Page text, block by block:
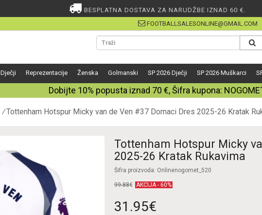
BESPLATNA DOSTAVA ZA NARUDŽBE IZNAD 60 €.
FOOTBALLSALESONLINE@GMAIL.COM
Dječji Reprezentacije Ženska Golmanski SP 2026 Dječji SP 2026 Muškarci
Dobijte 10% popusta iznad 70 €, Šifra kupona:
Tottenham Hotspur Micky van de Ven #37 Domaci Dres 2025-26 Kratak
Tottenham Hotspur Micky
2025-26 Kratak Rukavima
Šifra proizvoda: Onlinenogomet_520
99.88€ AKCIJA - 60%
31.95€